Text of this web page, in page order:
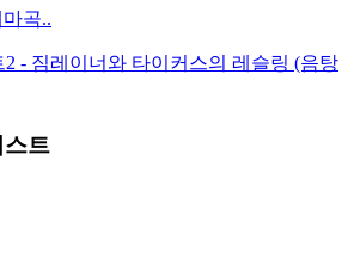
곡..
2 - 짐레이너와 타이커스의 레슬링 (음탕
스트